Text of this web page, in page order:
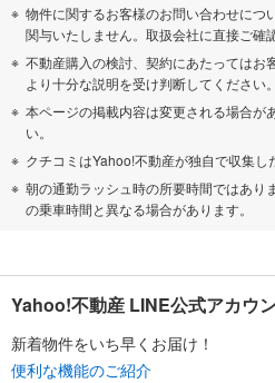
物件に関するお客様のお問い合わせにつ
関与いたしません。取扱会社に直接ご確
不動産購入の検討、契約にあたってはお
より十分な説明を受け判断してください。
本ページの掲載内容は変更される場合が
い。
クチコミはYahoo!不動産が独自で収集し
朝の通勤ラッシュ時の所要時間ではあり
の乗車時間と異なる場合があります。
Yahoo!不動産 LINE公式アカウ
新着物件をいち早くお届け！
便利な機能のご紹介